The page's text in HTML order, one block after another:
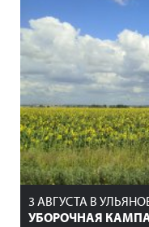
3 АВГУСТА В
УБОРОЧНАЯ